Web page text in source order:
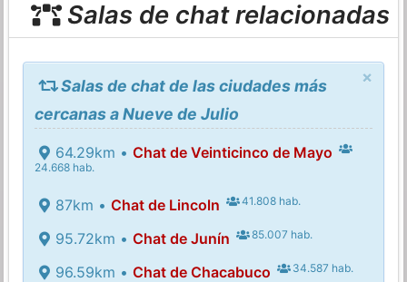
Salas de chat relacionadas
×
Salas de chat de las ciudades más
cercanas a Nueve de Julio
64.29km • Chat de Veinticinco de Mayo
24.668 hab.
87km • Chat de Lincoln 41.808 hab.
95.72km • Chat de Junín 85.007 hab.
96.59km • Chat de Chacabuco 34.587 hab.